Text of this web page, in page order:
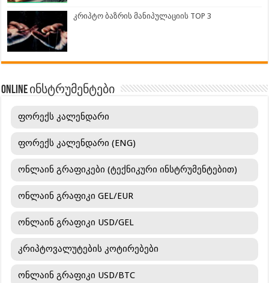
კრიპტო ბაზრის მანიპულაციის TOP 3
ONLINE ინსტრუმენტები
ფორექს კალენდარი
ფორექს კალენდარი (ENG)
ონლაინ გრაფიკები (ტექნიკური ინსტრუმენტებით)
ონლაინ გრაფიკი GEL/EUR
ონლაინ გრაფიკი USD/GEL
კრიპტოვალუტების კოტირებები
ონლაინ გრაფიკი USD/BTC